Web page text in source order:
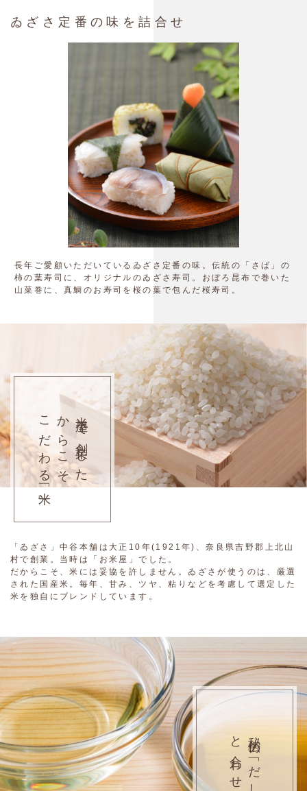
ゐざさ定番の味を詰合せ
長年ご愛顧いただいているゐざさ定番の味。伝統の「さば」の
柿の葉寿司に、オリジナルのゐざさ寿司。おぼろ昆布で巻いた
山菜巻に、真鯛のお寿司を桜の葉で包んだ桜寿司。
米屋で創業した
からこそ
こだわる「米」
「ゐざさ」中谷本舗は大正10年(1921年)、奈良県吉野郡上北山
村で創業。当時は「お米屋」でした。
だからこそ、米には妥協を許しません。ゐざさが使うのは、厳選
された国産米。毎年、甘み、ツヤ、粘りなどを考慮して選定した
米を独自にブレンドしています。
秘伝の「だし」
と合わせ酢